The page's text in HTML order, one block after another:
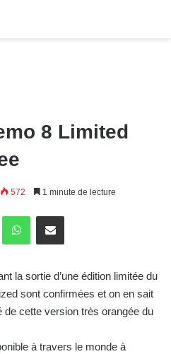
8 Limited
572 1 minute de lecture
la sortie d’une édition limitée du
sont confirmées et on en sait
de cette version très orangée du
à travers le monde à